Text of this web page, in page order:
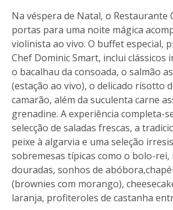
Na véspera de Natal, o Restaurante
portas para uma noite mágica
violinista ao vivo. O buffet especial,
Chef Dominic Smart, inclui clássicos
o bacalhau da consoada, o salmão
(estação ao vivo), o delicado risotto
camarão, além da suculenta carne
grenadine. A experiência completa-
selecção de saladas frescas, a
peixe à algarvia e uma seleção
sobremesas típicas como o bolo-rei,
douradas, sonhos de
(brownies com morango),
laranja, profiteroles de castanha